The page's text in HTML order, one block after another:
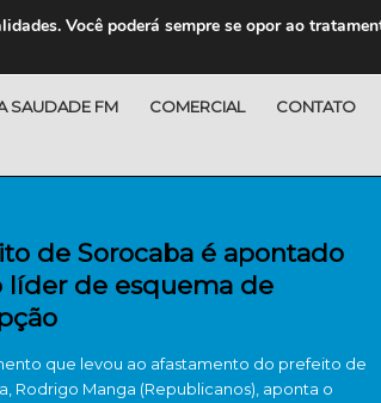
SAUDADE FM COMERCIAL CONTATO
de Sorocaba é apontado
líder de esquema de
que levou ao afastamento do prefeito de
Rodrigo Manga (Republicanos), aponta o
Você poderá sempre se opor ao